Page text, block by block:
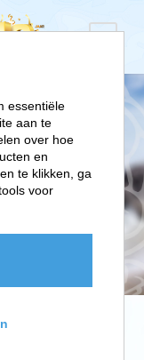
essentiële
aan te
over hoe
en
te klikken, ga
voor